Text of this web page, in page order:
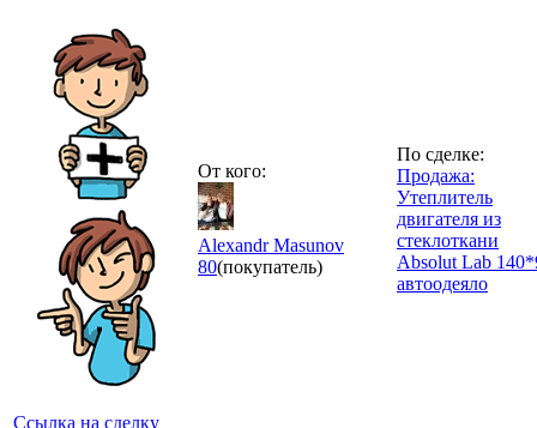
Ссылка на сделку
От кого:
Alexandr Masunov
80(покупатель)
По сделке:
Продажа:
Утеплитель
двигателя из
стеклоткани
Absolut Lab
автоодеяло